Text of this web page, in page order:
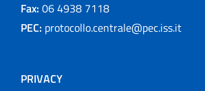
Fax: 06 4938 7118
PEC: protocollo.centrale@pec.iss.it
PRIVACY